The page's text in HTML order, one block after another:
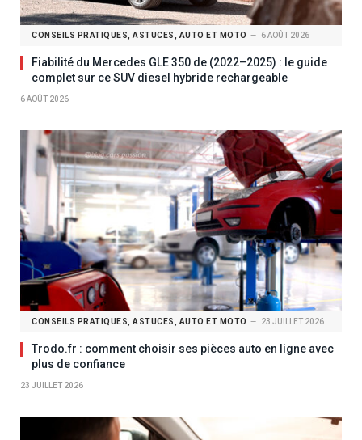
CONSEILS PRATIQUES, ASTUCES, AUTO ET MOTO 6 AOÛT 2026
Fiabilité du Mercedes GLE 350 de (2022–2025) : le guide
complet sur ce SUV diesel hybride rechargeable
6 AOÛT 2026
CONSEILS PRATIQUES, ASTUCES, AUTO ET MOTO 23 JUILLET 2026
Trodo.fr : comment choisir ses pièces auto en ligne avec
plus de confiance
23 JUILLET 2026